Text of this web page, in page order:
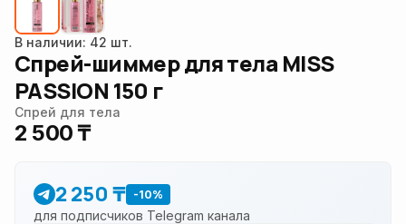
В наличии: 42 шт.
Спрей-шиммер для тела MISS
PASSION 150 г
Спрей для тела
2 500 ₸
2 250 ₸ -10%
для подписчиков Telegram канала